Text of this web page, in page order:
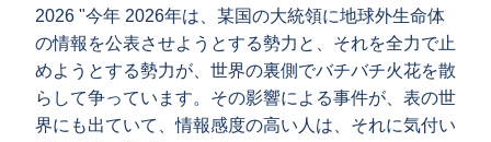
2026 "今年 2026年は、某国の大統領に地球外生命体
の情報を公表させようとする勢力と、それを全力で止
めようとする勢力が、世界の裏側でバチバチ火花を散
らして争っています。その影響による事件が、表の世
界にも出ていて、情報感度の高い人は、それに気付い